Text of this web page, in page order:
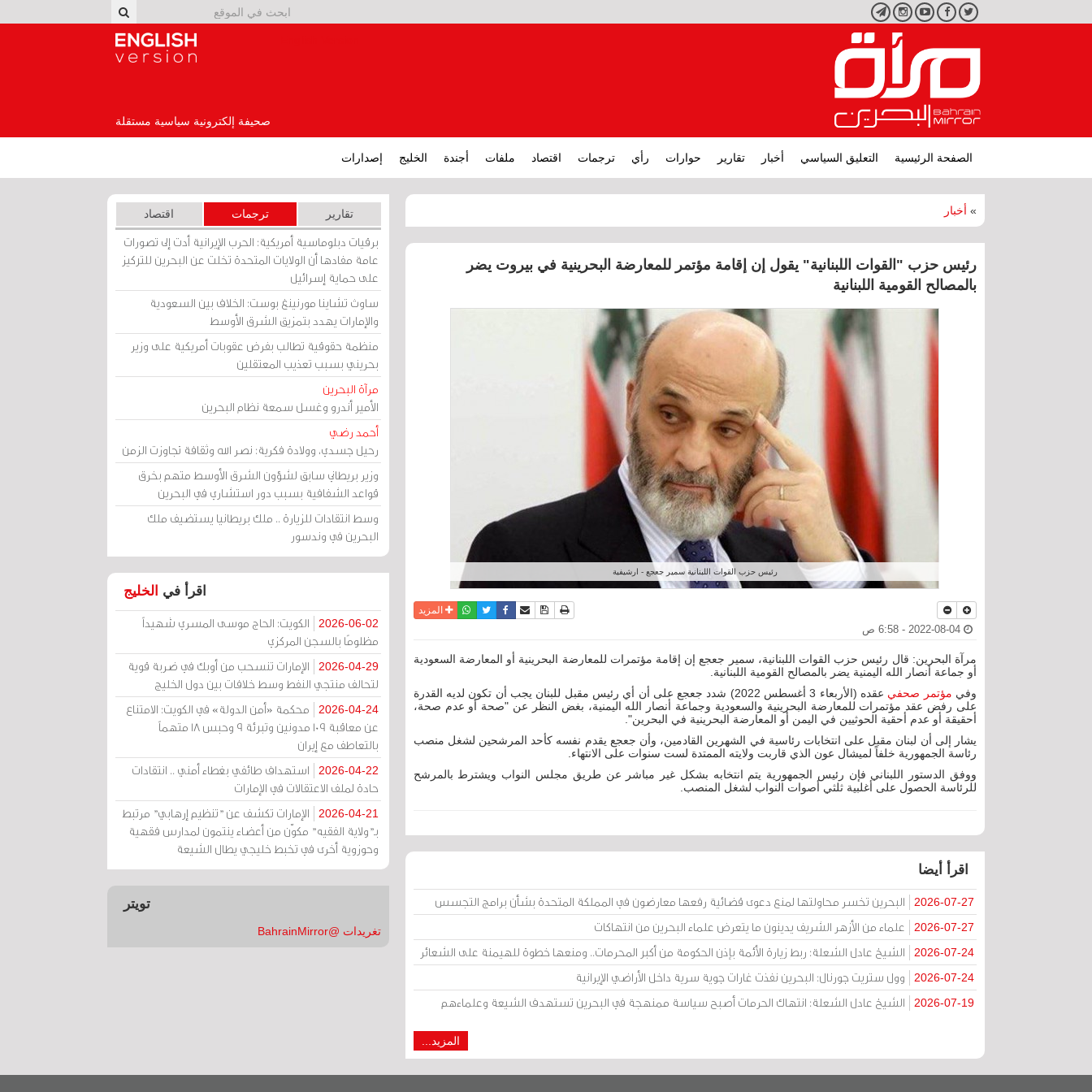
تويتر فيسبوكيوتيوبانستجرامتليجرام
صحيفة إلكترونية سياسية مستقلة
الصفحة الرئيسية التعليق السياسي أخبار تقارير حوارات رأي ترجمات اقتصاد ملفات أجندة الخليج إصدارات
» أخبار
رئيس حزب "القوات اللبنانية" يقول إن إقامة مؤتمر للمعارضة البحرينية في بيروت يضر
بالمصالح القومية اللبنانية
رئيس حزب القوات اللبنانية سمير جعجع - ارشيفية
نسخة للطباعة
حفظ الموضوع
أرسل الى صديق
فيسبوكتويترواتسابالمزيد
مرآة البحرين: قال رئيس حزب القوات اللبنانية، سمير جعجع إن إقامة مؤتمرات للمعارضة البحرينية أو المعارضة السعودية
أو جماعة أنصار الله اليمنية يضر بالمصالح القومية اللبنانية.
وفي مؤتمر صحفي
عقده (الأربعاء 3 أغسطس 2022) شدد جعجع على أن أي رئيس مقبل للبنان يجب أن تكون لديه القدرة
على رفض عقد مؤتمرات للمعارضة البحرينية والسعودية وجماعة أنصار الله اليمنية، بغض النظر عن "صحة أو عدم صحة،
أحقيقة أو عدم أحقية الحوثيين في اليمن أو المعارضة البحرينية في البحرين".
يشار إلى أن لبنان مقبل على انتخابات رئاسية في الشهرين القادمين، وأن جعجع يقدم نفسه كأحد المرشحين لشغل منصب
رئاسة الجمهورية خلفاً لميشال عون الذي قاربت ولايته الممتدة لست سنوات على الانتهاء.
ووفق الدستور اللبناني فإن رئيس الجمهورية يتم انتخابه بشكل غير مباشر عن طريق مجلس النواب ويشترط بالمرشح
للرئاسة الحصول على أغلبية ثلثي أصوات النواب لشغل المنصب.
اقرأ أيضا
2026-07-27 البحرين تخسر محاولتها لمنع دعوى قضائية رفعها معارضون في المملكة المتحدة بشأن برامج التجسس
2026-07-27 علماء من الأزهر الشريف يدينون ما يتعرض علماء البحرين من انتهاكات
2026-07-24 الشيخ عادل الشعلة: ربط زيارة الأئمة بإذن الحكومة من أكبر المحرمات.. ومنعها خطوة للهيمنة على الشعائر
2026-07-24 وول ستريت جورنال: البحرين نفذت غارات جوية سرية داخل الأراضي الإيرانية
2026-07-19 الشيخ عادل الشعلة: انتهاك الحرمات أصبح سياسة ممنهجة في البحرين تستهدف الشيعة وعلماءهم
المزيد...
تقارير ترجمات اقتصاد
برقيات دبلوماسية أمريكية: الحرب الإيرانية أدت إلى تصورات
عامة مفادها أن الولايات المتحدة تخلت عن البحرين للتركيز
على حماية إسرائيل
ساوث تشاينا مورنينغ بوست: الخلاف بين السعودية
والإمارات يهدد بتمزيق الشرق الأوسط
منظمة حقوقية تطالب بفرض عقوبات أمريكية على وزير
بحريني بسبب تعذيب المعتقلين
مرآة البحرين
الأمير أندرو وغسل سمعة نظام البحرين
أحمد رضي
رحيل جسدي، وولادة فكرية: نصر الله وثقافة تجاوزت الزمن
وزير بريطاني سابق لشؤون الشرق الأوسط متهم بخرق
قواعد الشفافية بسبب دور استشاري في البحرين
وسط انتقادات للزيارة .. ملك بريطانيا يستضيف ملك
البحرين في وندسور
اقرأ في الخليج
2026-06-02
الكويت: الحاج موسى المسري شهيداً
مظلومًا بالسجن المركزي
2026-04-29
الإمارات تنسحب من أوبك في ضربة قوية
لتحالف منتجي النفط وسط خلافات بين دول الخليج
2026-04-24
محكمة «أمن الدولة» في الكويت: الامتناع
عن معاقبة 109 مدونين وتبرئة 9 وحبس 18 متهماً
بالتعاطف مع إيران
2026-04-22
استهداف طائفي بغطاء أمني .. انتقادات
حادة لملف الاعتقالات في الإمارات
2026-04-21
الإمارات تكشف عن "تنظيم إرهابي" مرتبط
بـ"ولاية الفقيه" مكوّن من أعضاء ينتمون لمدارس فقهية
وحوزوية أخرى في تخبط خليجي يطال الشيعة
تويتر
تغريدات @BahrainMirror